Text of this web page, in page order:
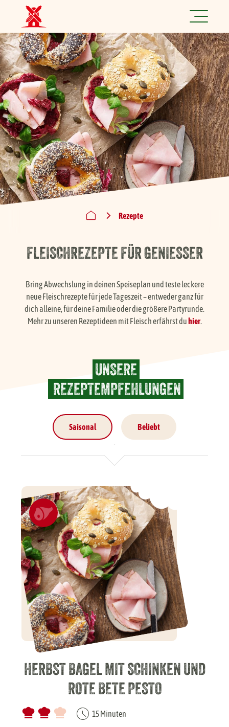
Produkte
Rezepte
Marke
Nachhaltigkeit
Über uns
Karriere
FAQ
Service
FLEISCHREZEPTE FÜR GENIESSER
Rezepte
Bring Abwechslung in deinen Speiseplan und teste leckere
neue Fleischrezepte für jede Tageszeit – entweder ganz für
dich alleine, für deine Familie oder die größere Partyrunde.
Mehr zu unseren Rezeptideen mit Fleisch erfährst du hier.
UNSERE
REZEPTEMPFEHLUNGEN
Saisonal Beliebt
HERBST BAGELMIT SCHINKEN UND
ROTE BETE PESTO
15 Minuten
Beliebt
NUDELPFANNEMIT
Zubereitet mit: